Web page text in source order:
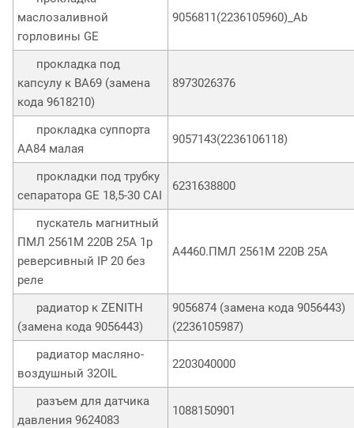
маслозаливной
горловины GE
9056811(2236105960)_Ab
прокладка под
капсулу к BA69 (замена
кода 9618210)
8973026376
прокладка суппорта
АА84 малая
9057143(2236106118)
прокладки под трубку
сепаратора GE 18,5-30 CAI
6231638800
пускатель магнитный
ПМЛ 2561М 220В 25А 1р
реверсивный IP 20 без
реле
A4460.ПМЛ 2561М 220В 25А
радиатор к ZENITH
(замена кода 9056443)
9056874 (замена кода 9056443)
(2236105987)
радиатор масляно-
воздушный 32OIL
2203040000
разъем для датчика
давления 9624083
1088150901